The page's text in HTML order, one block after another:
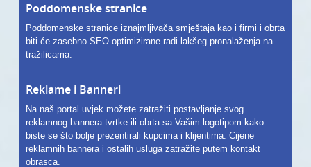
Poddomenske stranice
Poddomenske stranice iznajmljivača smještaja kao i firmi i obrta
biti će zasebno SEO optimizirane radi lakšeg pronalaženja na
tražilicama.
Reklame i Banneri
Na naš portal uvjek možete zatražiti postavljanje svog
reklamnog bannera tvrtke ili obrta sa Vašim logotipom kako
biste se što bolje prezentirali kupcima i klijentima. Cijene
reklamnih bannera i ostalih usluga zatražite putem kontakt
obrasca.